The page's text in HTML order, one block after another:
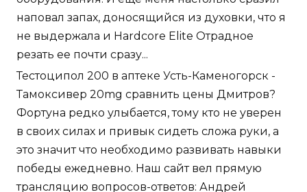
наповал запах, доносящийся из духовки, что я
не выдержала и Hardcore Elite Отрадное
резать ее почти сразу...
Тестоципол 200 в аптеке Усть-Каменогорск -
Тамоксивер 20mg сравнить цены Дмитров?
Фортуна редко улыбается, тому кто не уверен
в своих силах и привык сидеть сложа руки, а
это значит что необходимо развивать навыки
победы ежедневно. Наш сайт вел прямую
трансляцию вопросов-ответов: Андрей